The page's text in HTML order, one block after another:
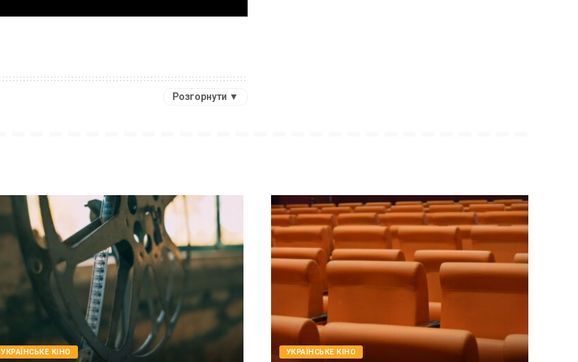
Розгорнути ▼
УКРАЇНСЬКЕ КІНО УКРАЇНСЬКЕ КІНО